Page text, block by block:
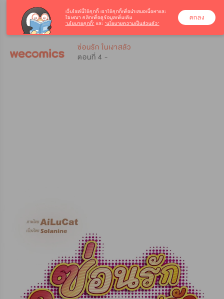
ซ่อนรัก ในเงาสลัว
ตอนที่ 4 -
เว็บไซต์นี้ใช้คุกกี้ เราใช้คุกกี้เพื่อนำเสนอเนื้อหาและ
โฆษณา คลิกเพื่อดูข้อมูลเพิ่มเติม
‘นโยบายคุกกี้’ และ ‘นโยบายความเป็นส่วนตัว’
ตกลง